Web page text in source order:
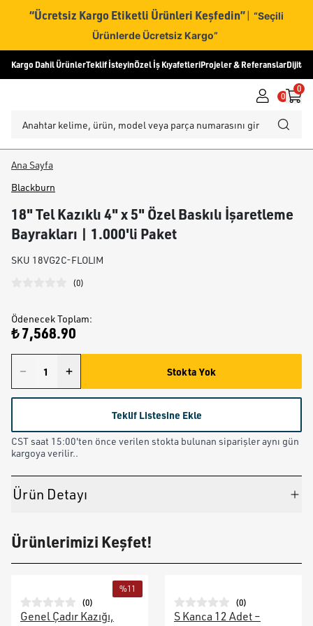
“Ücretsiz Kargo Etiketli Ürünleri Keşfedin” | “Seçili
Ürünlerde Ücretsiz Kargo”
Kargo Dahil ÜrünlerTeklif İsteyinÖzel İş KıyafetleriProjeler & ReferanslarDijital
0
0
Ana Sayfa
Blackburn
18" Tel Kazıklı 4" x 5" Özel Baskılı İşaretleme
Bayrakları | 1.000'li Paket
SKU 18VG2C-FLOLIM
(0)
Ödenecek Toplam:
₺ 7,568.90
Stokta Yok
Teklif Listesine Ekle
CST saat 15:00'ten önce verilen stokta bulunan siparişler aynı gün
kargoya verilir..
Ürün Detayı
Ürünlerimizi Keşfet!
%11
(0)
Genel Çadır Kazığı,
(0)
S Kanca 12 Adet –